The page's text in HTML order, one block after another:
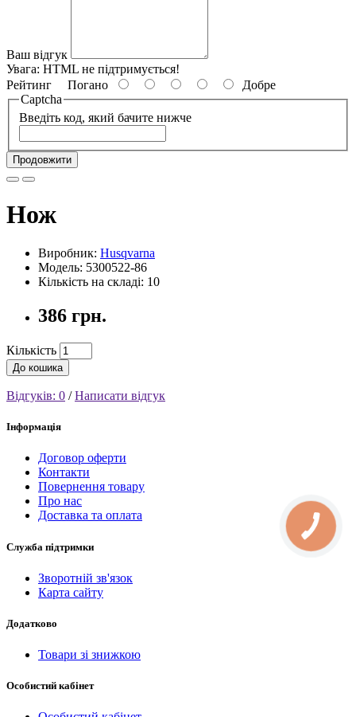
Ваш відгук
Увага: HTML не підтримується!
Рейтинг Погано
Добре
Captcha
Введіть код, який бачите нижче
Продовжити
Нож
Виробник: Husqvarna
Модель: 5300522-86
Кількість на складі: 10
386 грн.
Кількість
До кошика
Відгуків: 0 /Написати відгук
Інформація
Договор оферти
Контакти
Повернення товару
Про нас
Доставка та оплата
Служба підтримки
Зворотній зв'язок
Карта сайту
Додатково
Товари зі знижкою
Особистий кабінет